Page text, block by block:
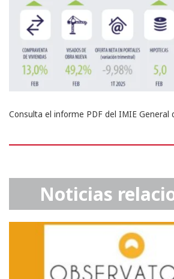
Consulta el informe PDF del IMIE General
Noticias